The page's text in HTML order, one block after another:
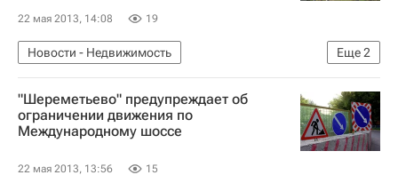
22 мая 2013, 14:08 19
Еще2
Новости - Недвижимость
Московская область (Подмосковье)
Россия
"Шереметьево" предупреждает об
ограничении движения по
Международному шоссе
22 мая 2013, 13:56 15